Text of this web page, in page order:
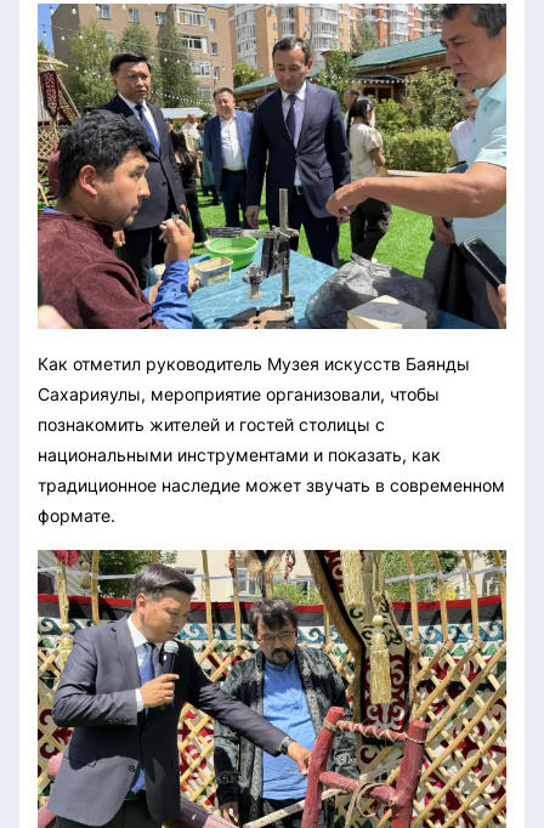
Как отметил руководитель Музея искусств Баянды
Сахарияулы, мероприятие организовали, чтобы
познакомить жителей и гостей столицы с
национальными инструментами и показать, как
традиционное наследие может звучать в современном
формате.